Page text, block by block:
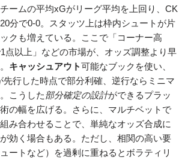
ームの平均xGがリーグ平均を上回り、CK
分で0-0。スタッツ上は枠内シュートが片
クも増えている。ここで「コーナー高
点以上」などの市場が、オッズ調整より早
キャッシュアウト可能なブックを使い、
先行した時点で部分利確、逆行ならミニマ
こうした部分確定の設計ができるプラッ
の幅を広げる。さらに、マルチベットで
み合わせることで、単純なオッズ合成に
効く場合もある。ただし、相関の高い要
ートなど）を過剰に重ねるとボラティリ